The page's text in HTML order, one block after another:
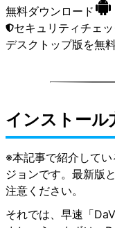
無料ダウンロード
セキュリティチェ
デスクトップ版 を無
インストール
※本記事で紹介して
ジョンです。最新版
注意ください。
それでは、早速「